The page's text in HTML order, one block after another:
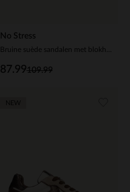
No Stress
109.99
87.99